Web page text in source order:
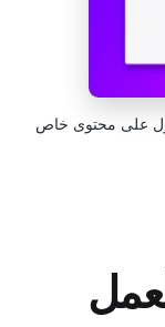
على محتوى خاص